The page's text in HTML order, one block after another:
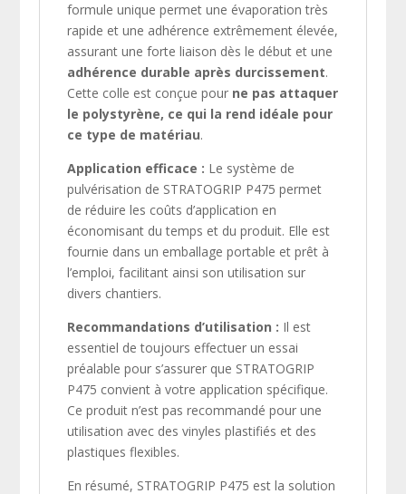
formule unique permet une évaporation très
rapide et une adhérence extrêmement élevée,
assurant une forte liaison dès le début et une
adhérence durable après durcissement.
Cette colle est conçue pour ne pas attaquer
le polystyrène, ce qui la rend idéale pour
ce type de matériau.
Application efficace : Le système de
pulvérisation de STRATOGRIP P475 permet
de réduire les coûts d’application en
économisant du temps et du produit. Elle est
fournie dans un emballage portable et prêt à
l’emploi, facilitant ainsi son utilisation sur
divers chantiers.
Recommandations d’utilisation : Il est
essentiel de toujours effectuer un essai
préalable pour s’assurer que STRATOGRIP
P475 convient à votre application spécifique.
Ce produit n’est pas recommandé pour une
utilisation avec des vinyles plastifiés et des
plastiques flexibles.
En résumé, STRATOGRIP P475 est la solution